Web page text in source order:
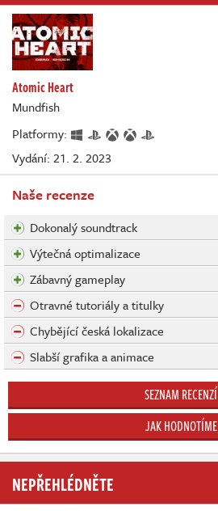
Atomic Heart
Mundfish
Platformy:
Vydání: 21. 2. 2023
Naše recenze
Dokonalý soundtrack
Výtečná optimalizace
Zábavný gameplay
Otravné tutoriály a titulky
Chybějící česká lokalizace
Slabší grafika a animace
SEZNAM RECENZÍ
JAK HODNOTÍME
NEPŘEHLÉDNĚTE